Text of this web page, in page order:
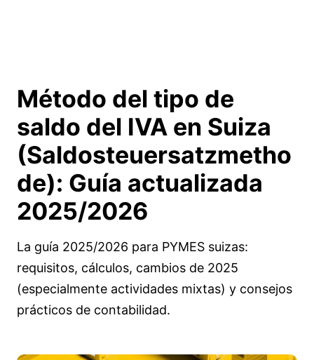
Método del tipo de
saldo del IVA en Suiza
(Saldosteuersatzmetho
de): Guía actualizada
2025/2026
La guía 2025/2026 para PYMES suizas:
requisitos, cálculos, cambios de 2025
(especialmente actividades mixtas) y consejos
prácticos de contabilidad.